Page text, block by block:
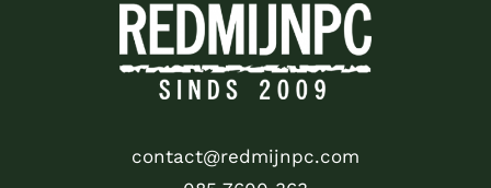
contact@redmijnpc.com